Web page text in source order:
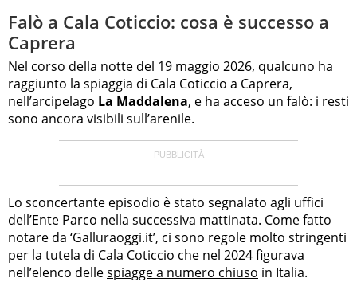
Falò a Cala Coticcio: cosa è successo a
Caprera
Nel corso della notte del 19 maggio 2026, qualcuno ha
raggiunto la spiaggia di Cala Coticcio a Caprera,
nell’arcipelago La Maddalena, e ha acceso un falò: i resti
sono ancora visibili sull’arenile.
Lo sconcertante episodio è stato segnalato agli uffici
dell’Ente Parco nella successiva mattinata. Come fatto
notare da ‘Galluraoggi.it’, ci sono regole molto stringenti
per la tutela di Cala Coticcio che nel 2024 figurava
nell’elenco dellespiagge a numero chiuso in Italia.